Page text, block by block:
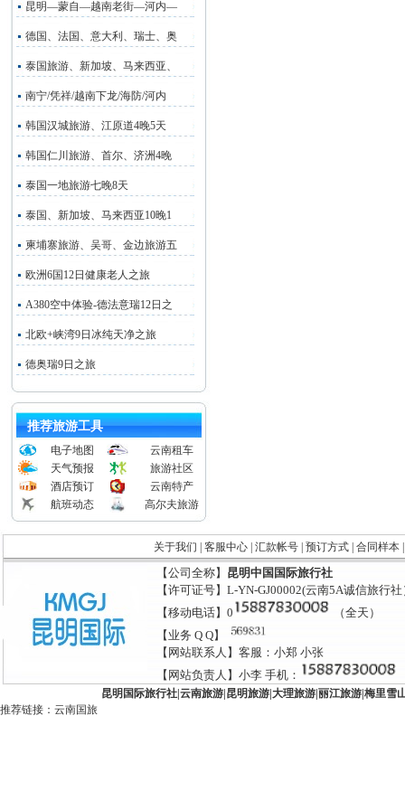
昆明—蒙自—越南老街—河内—
德国、法国、意大利、瑞士、奥
泰国旅游、新加坡、马来西亚、
南宁/凭祥/越南下龙/海防/河内
韩国汉城旅游、江原道4晚5天
韩国仁川旅游、首尔、济洲4晚
泰国一地旅游七晚8天
泰国、新加坡、马来西亚10晚1
柬埔寨旅游、吴哥、金边旅游五
欧洲6国12日健康老人之旅
A380空中体验-德法意瑞12日之
北欧+峡湾9日冰纯天净之旅
德奥瑞9日之旅
推荐旅游工具
电子地图
云南租车
天气预报
旅游社区
酒店预订
云南特产
航班动态
高尔夫旅游
关于我们 客服中心| 汇款帐号| 预订方式| 合同样本
【公司全称】 昆明中国国际旅行社
【许可证号】L-YN-GJ00002(云南5A诚信旅行社
【移动电话】0
（全天）
【业务 Q Q】
【网站联系人】客服：小郑 小张
【网站负责人】小李 手机：
昆明国际旅行社| 云南旅游| 昆明旅游| 大理旅游| 丽江旅游| 梅里雪
推荐链接： 云南国旅